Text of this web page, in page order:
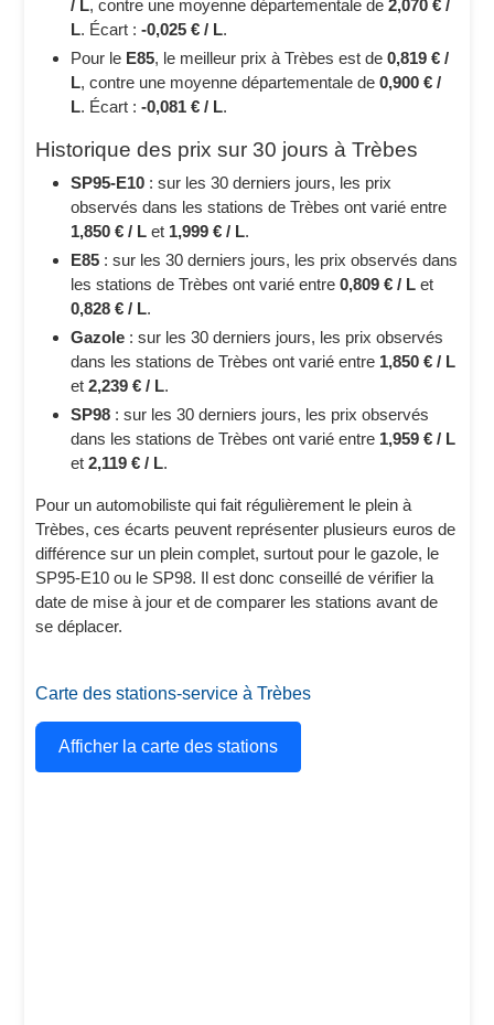
/ L, contre une moyenne départementale de2,070 € /
L. Écart :-0,025 € / L.
Pour le E85, le meilleur prix à Trèbes est de0,819 € /
L, contre une moyenne départementale de0,900 € /
L. Écart :-0,081 € / L.
Historique des prix sur 30 jours à Trèbes
SP95-E10 : sur les 30 derniers jours, les prix
observés dans les stations de Trèbes ont varié entre
1,850 € / L et 1,999 € / L.
E85 : sur les 30 derniers jours, les prix observés dans
les stations de Trèbes ont varié entre0,809 € / L et
0,828 € / L.
Gazole : sur les 30 derniers jours, les prix observés
dans les stations de Trèbes ont varié entre 1,850 € / L
et2,239 € / L.
SP98 : sur les 30 derniers jours, les prix observés
dans les stations de Trèbes ont varié entre 1,959 € / L
et2,119 € / L.
Pour un automobiliste qui fait régulièrement le plein à
Trèbes, ces écarts peuvent représenter plusieurs euros de
différence sur un plein complet, surtout pour le gazole, le
SP95-E10 ou le SP98. Il est donc conseillé de vérifier la
date de mise à jour et de comparer les stations avant de
se déplacer.
Carte des stations-service à Trèbes
Afficher la carte des stations